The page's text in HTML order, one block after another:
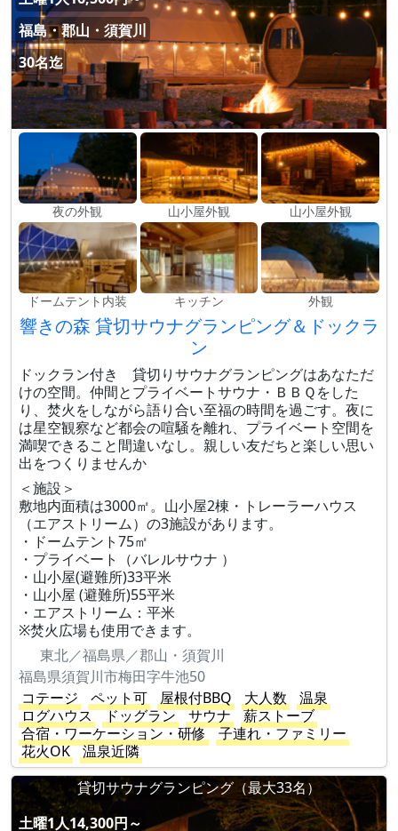
福島・郡山・須賀川
30名迄
夜の外観 山小屋外観 山小屋外観
ドームテント内装 キッチン 外観
響きの森 貸切サウナグランピング＆ドックラ
ン
ドックラン付き 貸切りサウナグランピングはあなただ
けの空間。仲間とプライベートサウナ・ＢＢＱをした
り、焚火をしながら語り合い至福の時間を過ごす。夜に
は星空観察など都会の喧騒を離れ、プライベート空間を
満喫できること間違いなし。親しい友だちと楽しい思い
出をつくりませんか
＜施設＞
敷地内面積は3000㎡。山小屋2棟・トレーラーハウス
（エアストリーム）の3施設があります。
・ドームテント75㎡
・プライベート（バレルサウナ ）
・山小屋(避難所)33平米
・山小屋 (避難所)55平米
・エアストリーム：平米
※焚火広場も使用できます。
東北／福島県／郡山・須賀川
福島県須賀川市梅田字牛池50
コテージ
ペット可 屋根付BBQ 大人数
温泉
ログハウス
ドッグラン サウナ
薪ストーブ
合宿・ワーケーション・研修
子連れ・ファミリー
花火OK
温泉近隣
貸切サウナグランピング（最大33名）
土曜1人14,300円～